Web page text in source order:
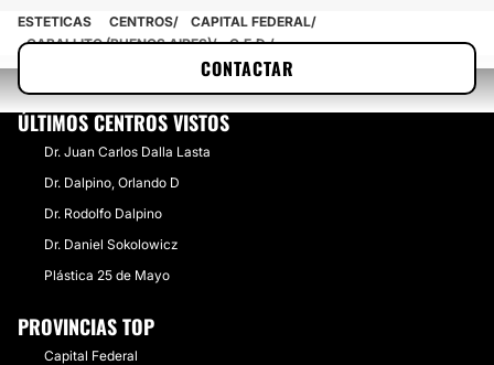
CONTACTAR
ESTETICAS CENTROS
CAPITAL FEDERAL
CABALLITO (BUENOS AIRES)
C.E.D.
ÚLTIMOS CENTROS VISTOS
Dr. Juan Carlos Dalla Lasta
Dr. Dalpino, Orlando D
Dr. Rodolfo Dalpino
Dr. Daniel Sokolowicz
Plástica 25 de Mayo
PROVINCIAS TOP
Capital Federal